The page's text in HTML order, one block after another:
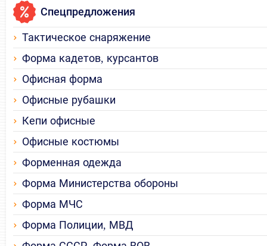
Спецпредложения
Тактическое снаряжение
Форма кадетов, курсантов
Офисная форма
Офисные рубашки
Кепи офисные
Офисные костюмы
Форменная одежда
Форма Министерства обороны
Форма МЧС
Форма Полиции, МВД